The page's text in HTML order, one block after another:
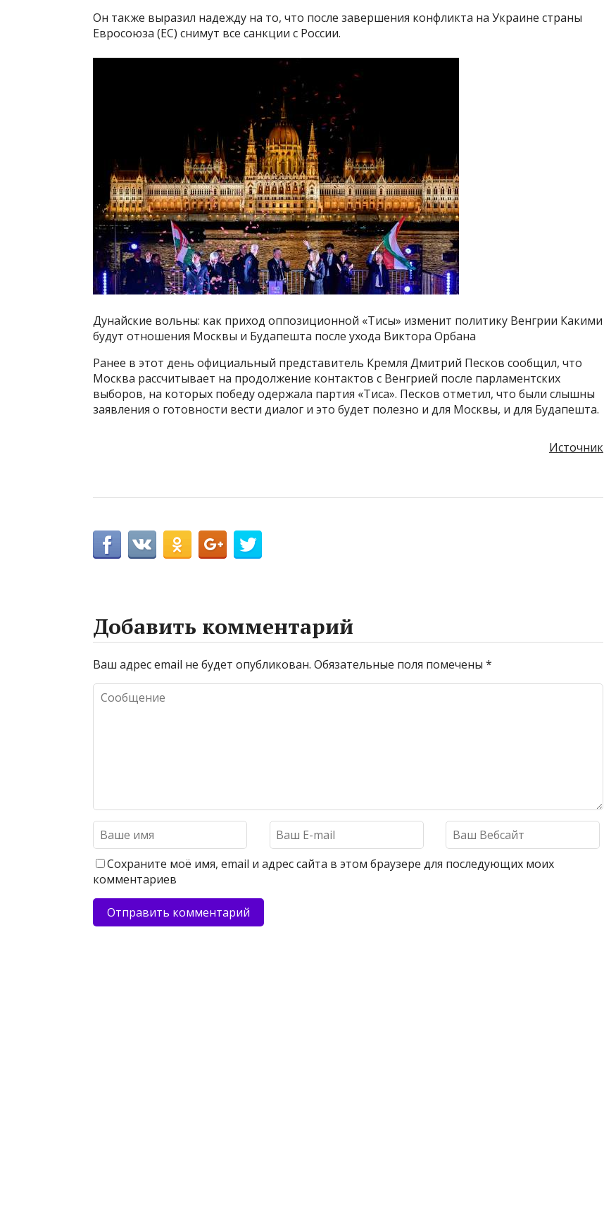
Он также выразил надежду на то, что после завершения конфликта на Украине страны
Евросоюза (ЕС) снимут все санкции с России.
Дунайские вольны: как приход оппозиционной «Тисы» изменит политику Венгрии Какими
будут отношения Москвы и Будапешта после ухода Виктора Орбана
Ранее в этот день официальный представитель Кремля Дмитрий Песков сообщил, что
Москва рассчитывает на продолжение контактов с Венгрией после парламентских
выборов, на которых победу одержала партия «Тиса». Песков отметил, что были слышны
заявления о готовности вести диалог и это будет полезно и для Москвы, и для Будапешта.
Источник
Добавить комментарий
Ваш адрес email не будет опубликован. Обязательные поля помечены *
Сохраните моё имя, email и адрес сайта в этом браузере для последующих моих
комментариев